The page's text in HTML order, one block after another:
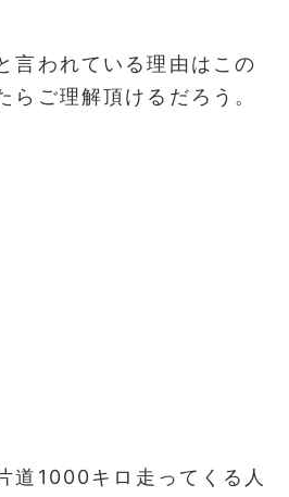
言われている理由はこの
らご理解頂けるだろう。
道1000キロ走ってくる人